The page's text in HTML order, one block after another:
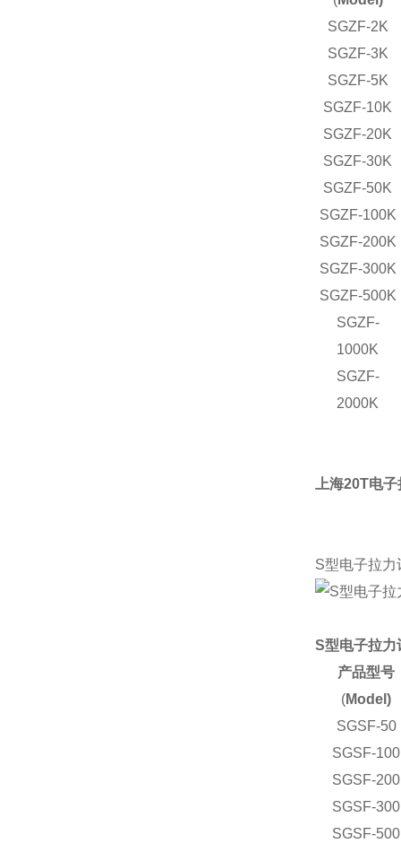
SGZF-2K
SGZF-3K
SGZF-5K
SGZF-10K
SGZF-20K
SGZF-30K
SGZF-50K
SGZF-100K
SGZF-200K
SGZF-300K
SGZF-500K
SGZF-
1000K
SGZF-
2000K
上海20T电
S型电子拉力
S型电子拉力
产品型号
(Model)
SGSF-50
SGSF-100
SGSF-200
SGSF-300
SGSF-500